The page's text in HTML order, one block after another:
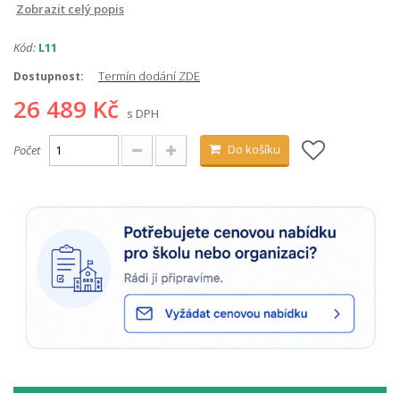
Zobrazit celý popis
Kód: L11
Dostupnost: Termín dodání ZDE
26 489 Kč s DPH
Počet Do košíku